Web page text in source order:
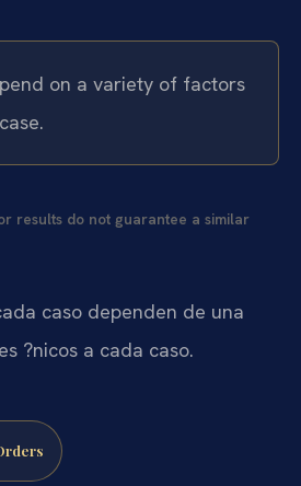
on a variety of factors
results do not guarantee a similar
caso dependen de una
?nicos a cada caso.